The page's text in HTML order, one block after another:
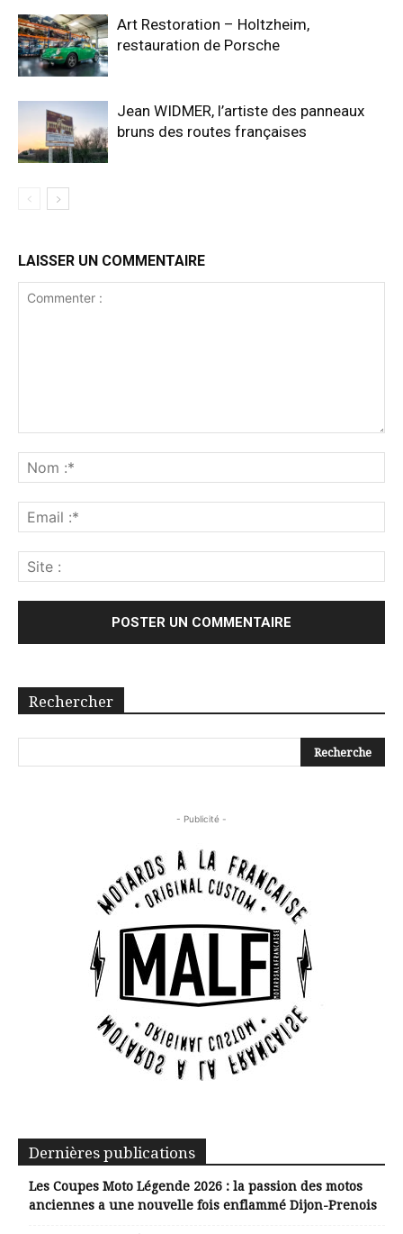
Art Restoration – Holtzheim,
restauration de Porsche
Jean WIDMER, l’artiste des panneaux
bruns des routes françaises
LAISSER UN COMMENTAIRE
Rechercher
- Publicité -
Dernières publications
Les Coupes Moto Légende 2026 : la passion des motos
anciennes a une nouvelle fois enflammé Dijon-Prenois